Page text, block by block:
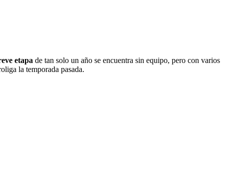
etapa de tan solo un año se encuentra sin equipo, pero con varios
la temporada pasada.